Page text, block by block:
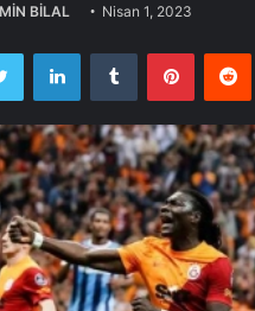
BİLAL Nisan 1, 2023
Twitter LinkedInTumblr Pinterest